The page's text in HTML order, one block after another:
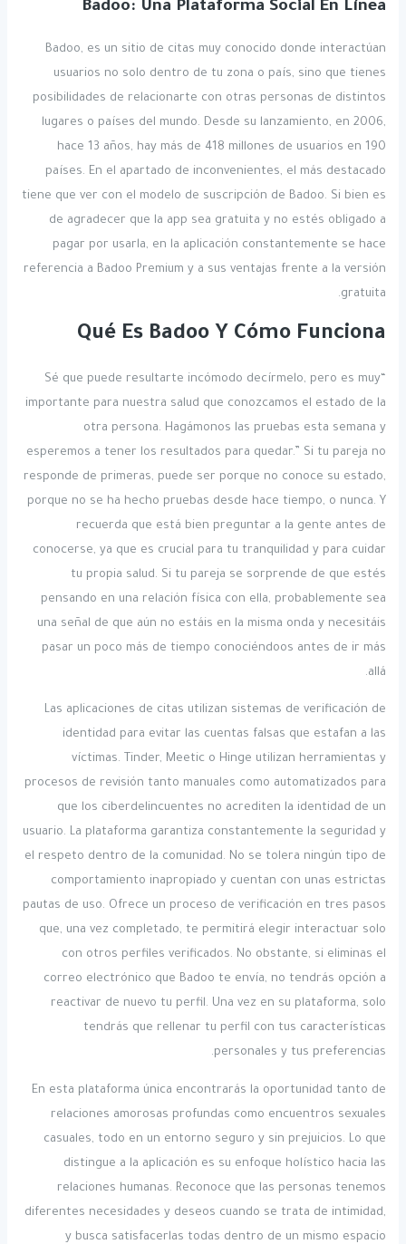
Badoo: Una Plataforma Social En Línea
Badoo, es un sitio de citas muy conocido donde interactúan
usuarios no solo dentro de tu zona o país, sino que tienes
posibilidades de relacionarte con otras personas de distintos
lugares o países del mundo. Desde su lanzamiento, en 2006,
hace 13 años, hay más de 418 millones de usuarios en 190
países. En el apartado de inconvenientes, el más destacado
tiene que ver con el modelo de suscripción de Badoo. Si bien es
de agradecer que la app sea gratuita y no estés obligado a
pagar por usarla, en la aplicación constantemente se hace
referencia a Badoo Premium y a sus ventajas frente a la versión
gratuita.
Qué Es Badoo Y Cómo Funciona
“Sé que puede resultarte incómodo decírmelo, pero es muy
importante para nuestra salud que conozcamos el estado de la
otra persona. Hagámonos las pruebas esta semana y
esperemos a tener los resultados para quedar.” Si tu pareja no
responde de primeras, puede ser porque no conoce su estado,
porque no se ha hecho pruebas desde hace tiempo, o nunca. Y
recuerda que está bien preguntar a la gente antes de
conocerse, ya que es crucial para tu tranquilidad y para cuidar
tu propia salud. Si tu pareja se sorprende de que estés
pensando en una relación física con ella, probablemente sea
una señal de que aún no estáis en la misma onda y necesitáis
pasar un poco más de tiempo conociéndoos antes de ir más
allá.
Las aplicaciones de citas utilizan sistemas de verificación de
identidad para evitar las cuentas falsas que estafan a las
víctimas. Tinder, Meetic o Hinge utilizan herramientas y
procesos de revisión tanto manuales como automatizados para
que los ciberdelincuentes no acrediten la identidad de un
usuario. La plataforma garantiza constantemente la seguridad y
el respeto dentro de la comunidad. No se tolera ningún tipo de
comportamiento inapropiado y cuentan con unas estrictas
pautas de uso. Ofrece un proceso de verificación en tres pasos
que, una vez completado, te permitirá elegir interactuar solo
con otros perfiles verificados. No obstante, si eliminas el
correo electrónico que Badoo te envía, no tendrás opción a
reactivar de nuevo tu perfil. Una vez en su plataforma, solo
tendrás que rellenar tu perfil con tus características
personales y tus preferencias.
En esta plataforma única encontrarás la oportunidad tanto de
relaciones amorosas profundas como encuentros sexuales
casuales, todo en un entorno seguro y sin prejuicios. Lo que
distingue a la aplicación es su enfoque holístico hacia las
relaciones humanas. Reconoce que las personas tenemos
diferentes necesidades y deseos cuando se trata de intimidad,
y busca satisfacerlas todas dentro de un mismo espacio